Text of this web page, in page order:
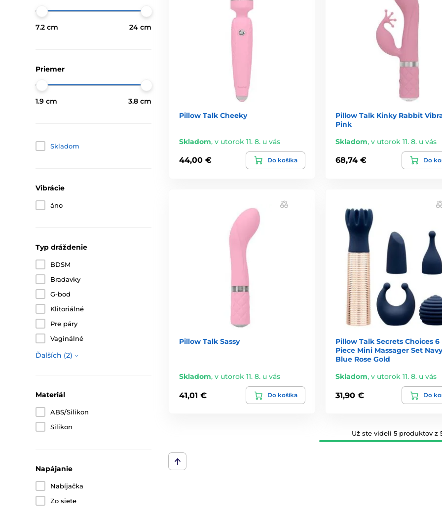
7.2 cm 24 cm
Priemer
1.9 cm 3.8 cm
Skladom
Vibrácie
áno
Typ dráždenie
BDSM
Bradavky
G-bod
Klitoriálné
Pre páry
Vaginálné
Ďalších (2)
Materiál
ABS/Silikon
Silikon
Napájanie
Nabíjačka
Zo siete
Pillow Talk Cheeky
Skladom, v utorok 11. 8. u vás
44,00 € Do košíka
Pillow Talk Kinky Rabbit
Pink
Skladom, v utorok 11. 8. u vás
68,74 € Do
Pillow Talk Sassy
Skladom, v utorok 11. 8. u vás
41,01 € Do košíka
Pillow Talk Secrets Choices 6
Piece Mini Massager Set Navy
Blue Rose Gold
Skladom, v utorok 11. 8. u vás
31,90 € Do
Už ste videli 5 produktov z